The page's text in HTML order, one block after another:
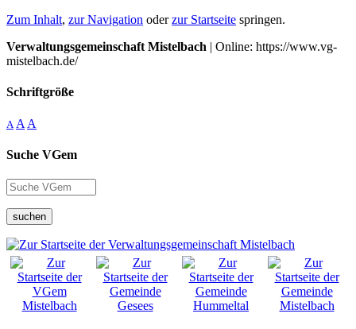
Zum Inhalt, zur Navigation oderzur Startseite springen.
Verwaltungsgemeinschaft Mistelbach | Online: https://www.vg-
mistelbach.de/
Schriftgröße
A A A
Suche VGem
suchen